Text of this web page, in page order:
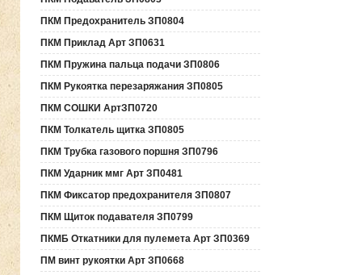
ПКМ Предохранитель ЗП0804
ПКМ Приклад Арт ЗП0631
ПКМ Пружина пальца подачи ЗП0806
ПКМ Рукоятка перезаряжания ЗП0805
ПКМ СОШКИ АртЗП0720
ПКМ Толкатель щитка ЗП0805
ПКМ Трубка газового поршня ЗП0796
ПКМ Ударник ммг Арт ЗП0481
ПКМ Фиксатор предохранителя ЗП0807
ПКМ Щиток подавателя ЗП0799
ПКМБ Откатники для пулемета Арт ЗП0369
ПМ винт рукоятки Арт ЗП0668